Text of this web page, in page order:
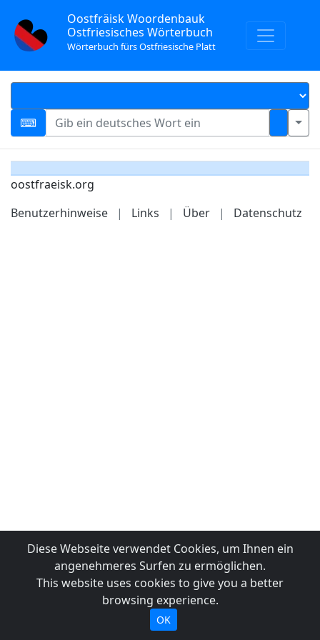
Oostfräisk Woordenbauk
Ostfriesisches Wörterbuch
Wörterbuch fürs Ostfriesische Platt
oostfraeisk.org
Benutzerhinweise
| Links | Über | Datenschutz
Diese Webseite verwendet Cookies, um Ihnen ein
angenehmeres Surfen zu ermöglichen.
This website uses cookies to give you a better
browsing experience.
OK